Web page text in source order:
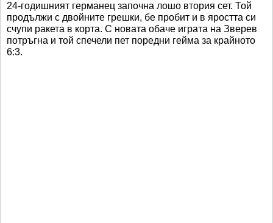
24-годишният германец започна лошо втория сет. Той
продължи с двойните грешки, бе пробит и в яростта си
счупи ракета в корта. С новата обаче играта на Зверев
потръгна и той спечели пет поредни гейма за крайното
6:3.